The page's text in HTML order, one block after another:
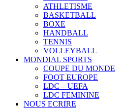
ATHLETISME
BASKETBALL
BOXE
HANDBALL
TENNIS
VOLLEYBALL
MONDIAL SPORTS
COUPE DU MONDE
FOOT EUROPE
LDC – UEFA
LDC FEMININE
NOUS ECRIRE